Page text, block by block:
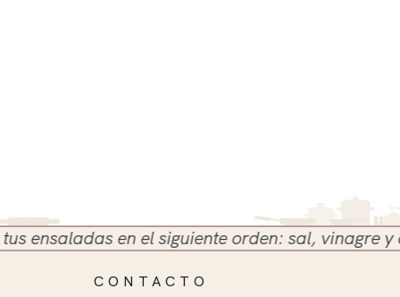
en el siguiente orden: sal, vinagre y
CONTACTO